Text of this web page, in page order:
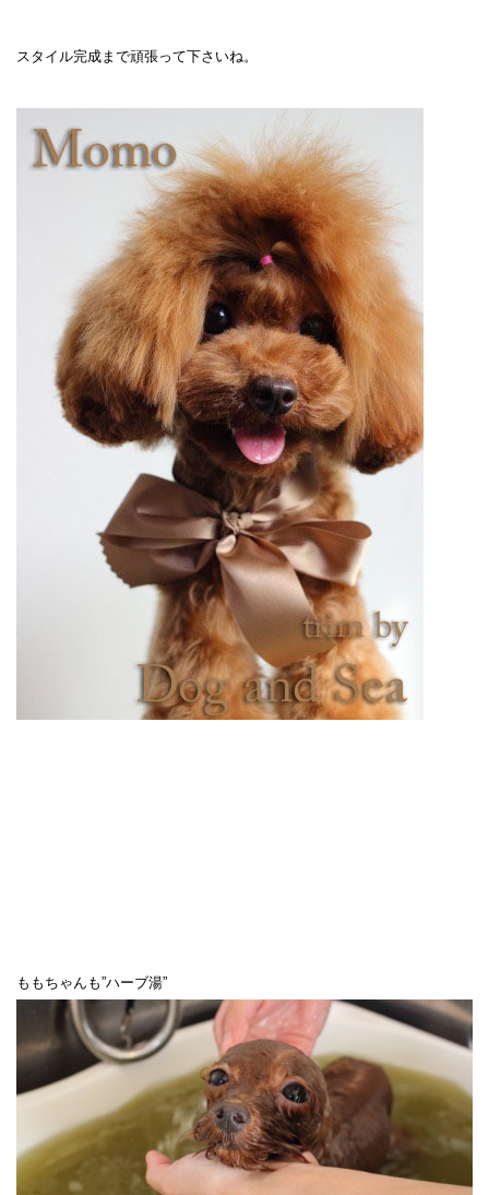
スタイル完成まで頑張って下さいね。
ももちゃんも”ハーブ湯”